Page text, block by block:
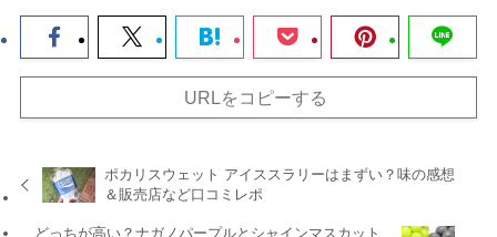
URLをコピーする
ポカリスウェット アイススラリーはまずい？味の感想
＆販売店など口コミレポ
どっちが高い？ナガノパープルとシャインマスカット